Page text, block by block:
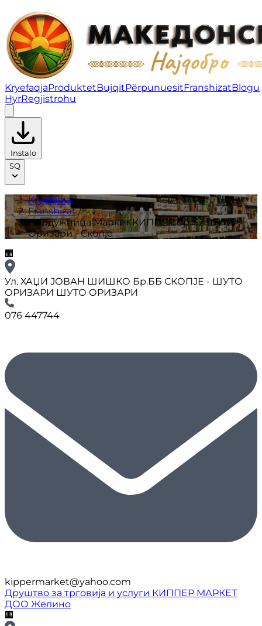
Пордужница Маркет КИППЕР бр. 52 Шуто Оризари -
KryefaqjaProduktetBujqitPërpunuesitFranshizatBlogu
HyrRegjistrohu
Instalo
SQ
Kryefaqja/
Franshizat/
Пордужница Маркет КИППЕР бр. 52 Шуто
Оризари - Скопје
🏢
Ул. ХАЏИ ЈОВАН ШИШКО Бр.ББ СКОПЈЕ - ШУТО
ОРИЗАРИ ШУТО ОРИЗАРИ
076 447744
kippermarket@yahoo.com
Друштво за трговија и услуги КИППЕР МАРКЕТ
ДОО Желино
🏢